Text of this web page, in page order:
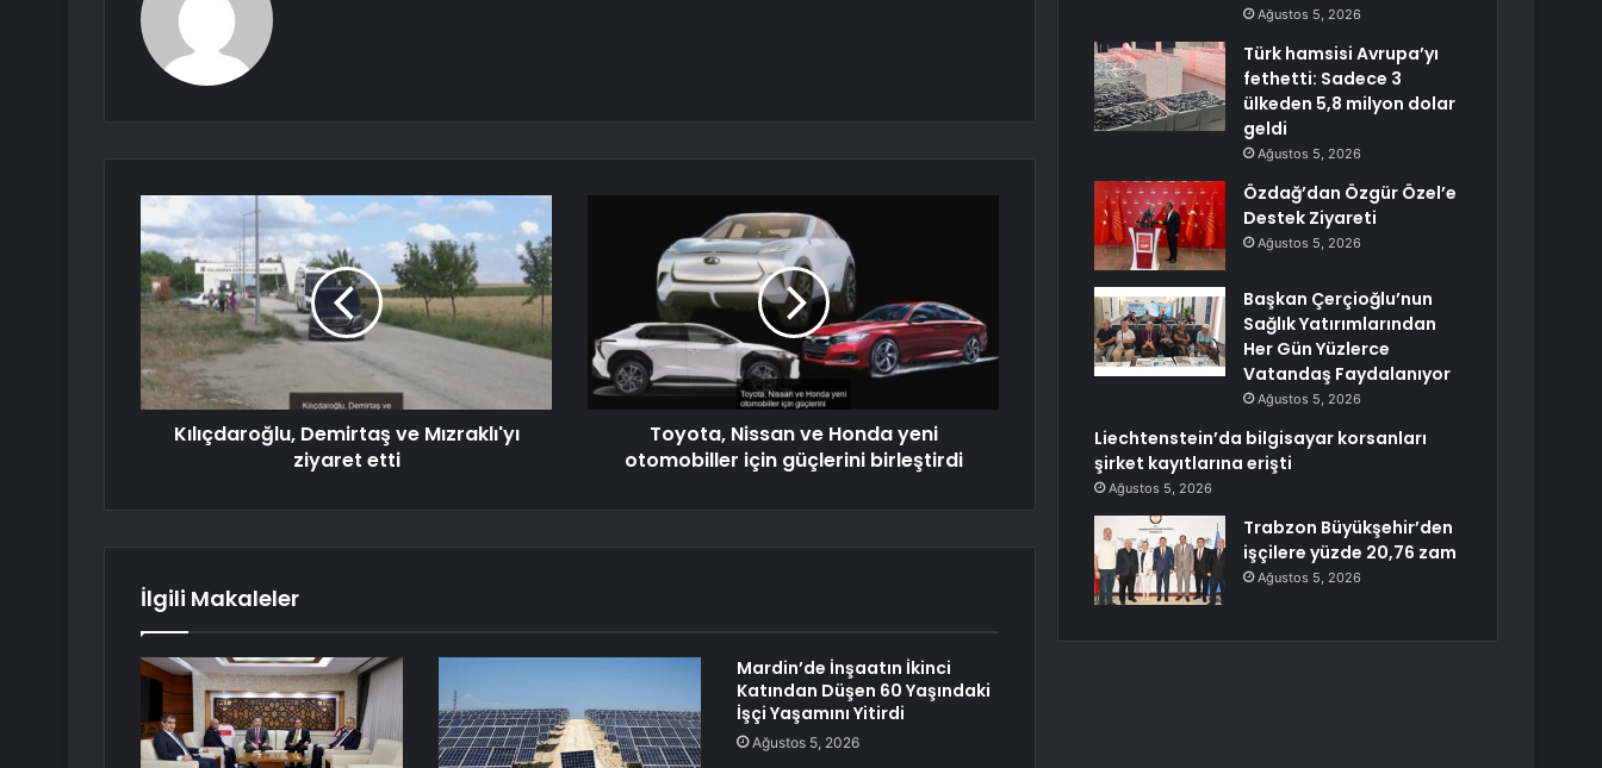
Kılıçdaroğlu, Demirtaş ve Mızraklı'yı
ziyaret etti
Toyota, Nissan ve Honda yeni
otomobiller için güçlerini birleştirdi
İlgili Makaleler
Mardin’de İnşaatın İkinci
Katından Düşen 60 Yaşındaki
İşçi Yaşamını Yitirdi
Ağustos 5, 2026
Ağustos 5, 2026
Türk hamsisi Avrupa’yı
fethetti: Sadece 3
ülkeden 5,8 milyon dolar
geldi
Ağustos 5, 2026
Özdağ’dan Özgür Özel’e
Destek Ziyareti
Ağustos 5, 2026
Başkan Çerçioğlu’nun
Sağlık Yatırımlarından
Her Gün Yüzlerce
Vatandaş Faydalanıyor
Ağustos 5, 2026
Liechtenstein’da bilgisayar korsanları
şirket kayıtlarına erişti
Ağustos 5, 2026
Trabzon Büyükşehir’den
işçilere yüzde 20,76 zam
Ağustos 5, 2026